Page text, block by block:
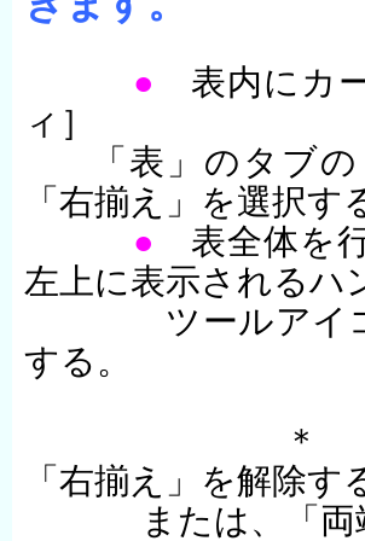
●
表内にカ
ィ］
「表」のタブ
「右揃え」を選択す
●
表全体を
左上に表示されるハ
ツールアイコン
する。
＊
「右揃え」を解除す
または、「